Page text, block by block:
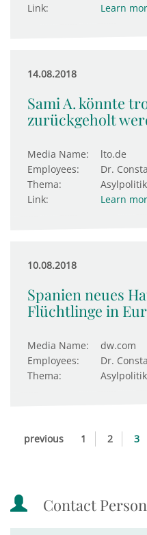
Link:
Learn
14.08.2018
Sami A. könnte
zurückgeholt
Media Name:
lto.de
Employees:
Dr.
Thema:
Asylpolitik
Link:
Learn
10.08.2018
Spanien neues
Flüchtlinge in
Media Name:
dw.com
Employees:
Dr.
Thema:
Asylpolitik
previous 1 2 3
Contact